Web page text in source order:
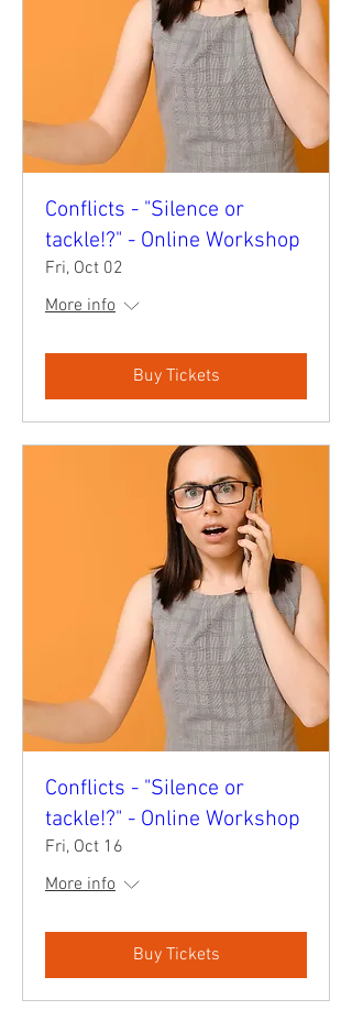
Conflicts - "Silence or
tackle!?" - Online Workshop
Fri, Oct 02
More info
Buy Tickets
Conflicts - "Silence or
tackle!?" - Online Workshop
Fri, Oct 16
More info
Buy Tickets